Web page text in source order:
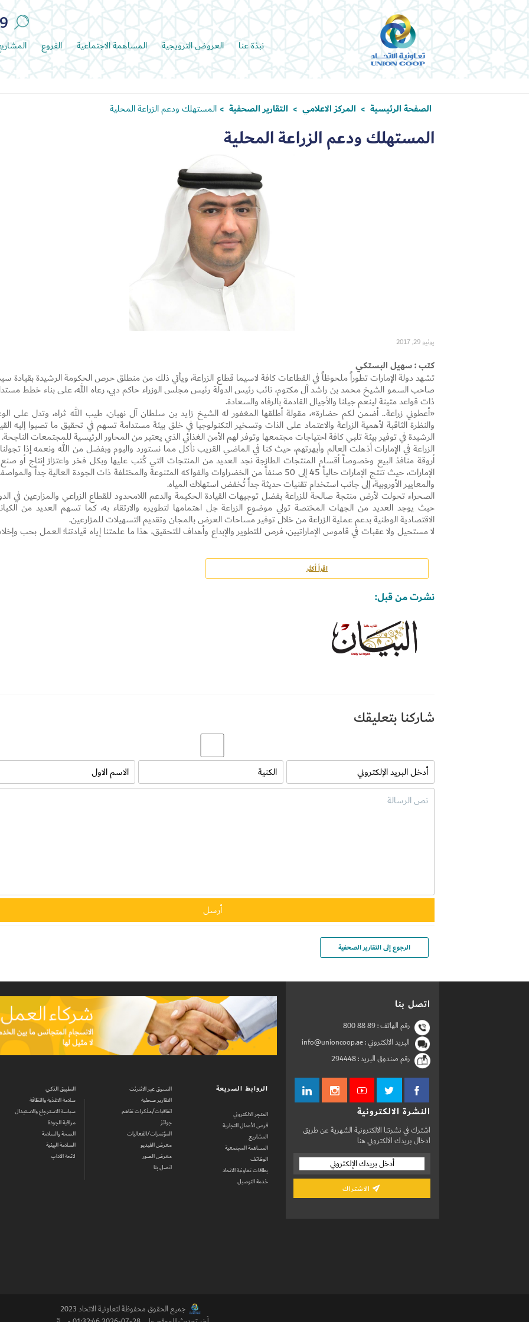
نبذة عنا العروض الترويجية المساهمة الاجتماعية الفروع
الصفحة الرئيسية > المركز الاعلامي > التقارير الصحفية > المستهلك ودعم الزراعة المحلية
المستهلك ودعم الزراعة المحلية
يونيو 29, 2017
كتب : سهيل البستكي
تشهد دولة الإمارات تطوراً ملحوظاً في القطاعات كافة لاسيما قطاع الزراعة، ويأتي ذلك من منطلق حرص الحكومة الرشيدة بقيادة
صاحب السمو الشيخ محمد بن راشد آل مكتوم، نائب رئيس الدولة رئيس مجلس الوزراء حاكم دبي، رعاه الله، على بناء خطط
ذات قواعد متينة لينعم جيلنا والأجيال القادمة بالرفاه والسعادة.
«أعطوني زراعة.. أضمن لكم حضارة»، مقولة أطلقها المغفور له الشيخ زايد بن سلطان آل نهيان، طيب الله ثراه، وتدل على
والنظرة الثاقبة لأهمية الزراعة والاعتماد على الذات وتسخير التكنولوجيا في خلق بيئة مستدامة تسهم في تحقيق ما تصبوا إليه
الرشيدة في توفير بيئة تلبي كافة احتياجات مجتمعها وتوفر لهم الأمن الغذائي الذي يعتبر من المحاور الرئيسية للمجتمعات الناجحة.
الزراعة في الإمارات أذهلت العالم وأبهرتهم، حيث كنا في الماضي القريب نأكل مما نستورد واليوم وبفضل من الله ونعمه إذا
أروقة منافذ البيع وخصوصاً أقسام المنتجات الطازجة نجد العديد من المنتجات التي كُتب عليها وبكل فخر واعتزاز إنتاج أو
الإمارات، حيث تنتج الإمارات حالياً 45 إلى 50 صنفاً من الخضراوات والفواكه المتنوعة والمختلفة ذات الجودة العالية جداً
والمعايير الأوروبية، إلى جانب استخدام تقنيات حديثة جداً تُخفض استهلاك المياه.
الصحراء تحولت لأرض منتجة صالحة للزراعة بفضل توجيهات القيادة الحكيمة والدعم اللامحدود للقطاع الزراعي والمزارعين في
حيث يوجد العديد من الجهات المختصة تولي موضوع الزراعة جل اهتمامها لتطويره والارتقاء به، كما تسهم العديد من
الاقتصادية الوطنية بدعم عملية الزراعة من خلال توفير مساحات العرض بالمجان وتقديم التسهيلات للمزارعين.
لا مستحيل ولا عقبات في قاموس الإماراتيين، فرص للتطوير والإبداع وأهداف للتحقيق، هذا ما علمتنا إياه قيادتنا؛ العمل بحب
ومثابرة يحقق المستحيل.
عليه يترتب علينا نحن المستهلكين دعم المنتجات المحلية من خلال شرائها، ما يسهم بتحقيق اقتصاد مستدام، ومن هذا
أناشدكم دعم المنتجات المحلية، لنسهم في تحقيق النجاح والازدهار لدولتنا الغالية.
اقرأ أكثر
نشرت من قبل:
شاركنا بتعليقك
الرجوع إلى التقارير الصحفية
اتصل بنا
رقم الهاتف :800 88 89
البريد الالكتروني : info@unioncoop.ae
رقم صندوق البريد :294448
النشرة الالكترونية
اشترك في نشرتنا الالكترونية الشهرية عن طريق
ادخال بريدك الالكتروني هنا
الروابط السريعة
المتجر الالكتروني
فرص الأعمال التجارية
المشاريع
المساهمة المجتمعية
الوظائف
بطاقات تعاونية الاتحاد
خدمة التوصيل
التسوق عبر الانترنت
التقارير صحفية
اتفاقيات/مذكرات تفاهم
جوائز
المؤتمرات/الفعاليات
معرض الفيديو
معرض الصور
اتصل بنا
التطبيق الذكي
سلامة الاغذية والنظافة
سياسة الاسترجاع والاستبدال
مراقبة الجودة
الصحة والسلامة
السلامة البيئية
لائحة الآداب
جميع الحقوق محفوظة لتعاونية الاتحاد 2023
Set Youtube Channel ID